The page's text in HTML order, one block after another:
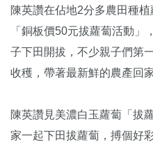
陳英讚在佔地2分多農田種
「銅板價50元拔蘿蔔活動
子下田開拔，不少親子們第
收穫，帶著最新鮮的農產回
陳英讚見美濃白玉蘿蔔「拔
家一起下田拔蘿蔔，搏個好